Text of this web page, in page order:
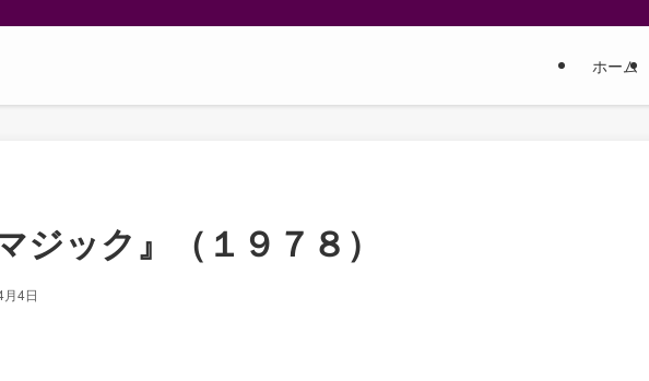
ホーム
ジック』（１９７８）
4日